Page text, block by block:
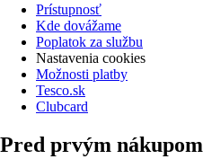
Prístupnosť
Kde dovážame
Poplatok za službu
Nastavenia cookies
Možnosti platby
Tesco.sk
Clubcard
Pred prvým nákupom